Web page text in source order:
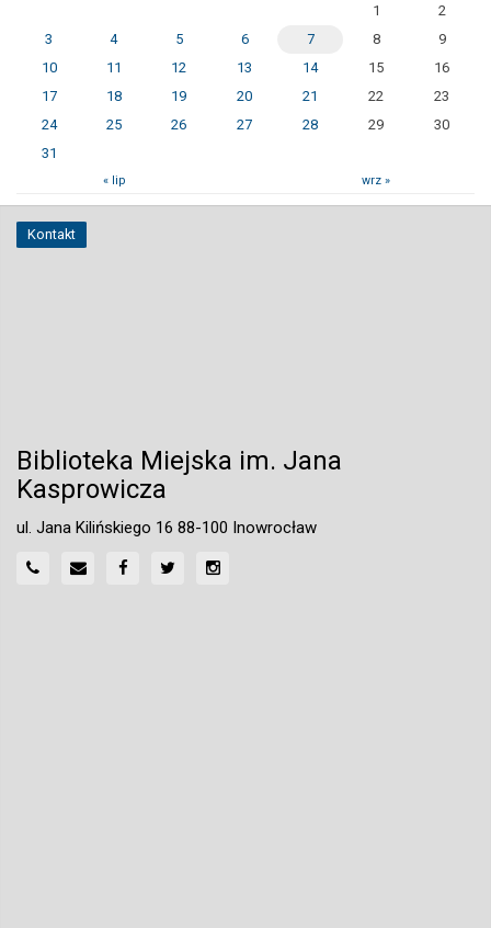
1
2
3
4 5 6 7 8
9
10
11 12 13 14 15
16
17
18 19 20 21 22
23
24
25 26 27 28 29
30
31
« lip wrz »
Kontakt
Biblioteka Miejska im. Jana
Kasprowicza
ul. Jana Kilińskiego 16 88-100 Inowrocław